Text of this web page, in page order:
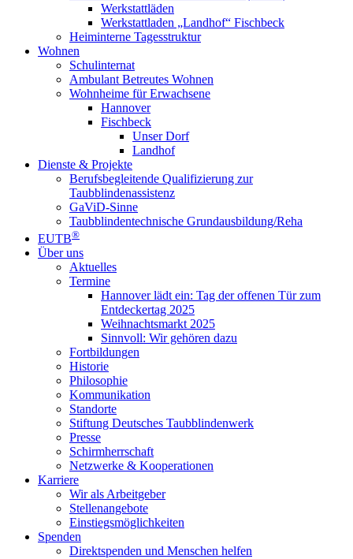
Werkstattläden
Werkstattladen „Landhof“ Fischbeck
Heiminterne Tagesstruktur
Wohnen
Schulinternat
Ambulant Betreutes Wohnen
Wohnheime für Erwachsene
Hannover
Fischbeck
Unser Dorf
Landhof
Dienste & Projekte
Berufsbegleitende Qualifizierung zur
Taubblindenassistenz
GaViD-Sinne
Taubblindentechnische Grundausbildung/Reha
EUTB®
Über uns
Aktuelles
Termine
Hannover lädt ein: Tag der offenen Tür zum
Entdeckertag 2025
Weihnachtsmarkt 2025
Sinnvoll: Wir gehören dazu
Fortbildungen
Historie
Philosophie
Kommunikation
Standorte
Stiftung Deutsches Taubblindenwerk
Presse
Schirmherrschaft
Netzwerke & Kooperationen
Karriere
Wir als Arbeitgeber
Stellenangebote
Einstiegsmöglichkeiten
Spenden
Direktspenden und Menschen helfen